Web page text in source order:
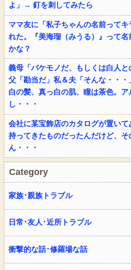
よ」→ 釘を刺してみたら
ママ友に「私子ちゃんの名前って
れた。『美海瑠（みうる）』って
かな？
義母「バケモノだ、もしくは白人
父「勘当だ」私＆夫「そんな・・
白の髪、真っ白の肌、瞳は茶色。
し・・・
会社に某宝飾店のカタログが置い
持ってきたものだったんだけど、
ん・・・
Category
家族･親族トラブル
日常･友人･近所トラブル
衝撃的な話･修羅場な話